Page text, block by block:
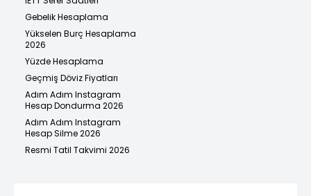
Gebelik Hesaplama
Yükselen Burç Hesaplama
2026
Yüzde Hesaplama
Geçmiş Döviz Fiyatları
Adım Adım Instagram
Hesap Dondurma 2026
Adım Adım Instagram
Hesap Silme 2026
Resmi Tatil Takvimi 2026